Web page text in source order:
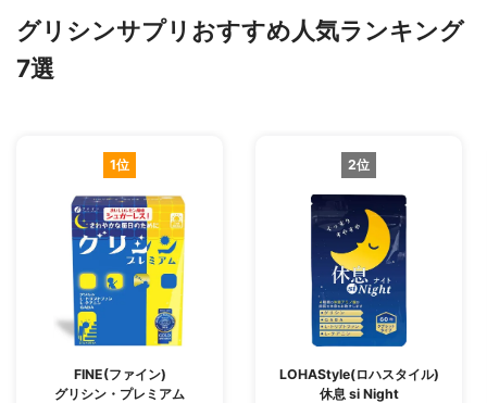
グリシンサプリおすすめ人気ランキング
7選
1位
FINE(ファイン)
グリシン・プレミアム
2位
LOHAStyle(ロハスタイル)
休息 si Night